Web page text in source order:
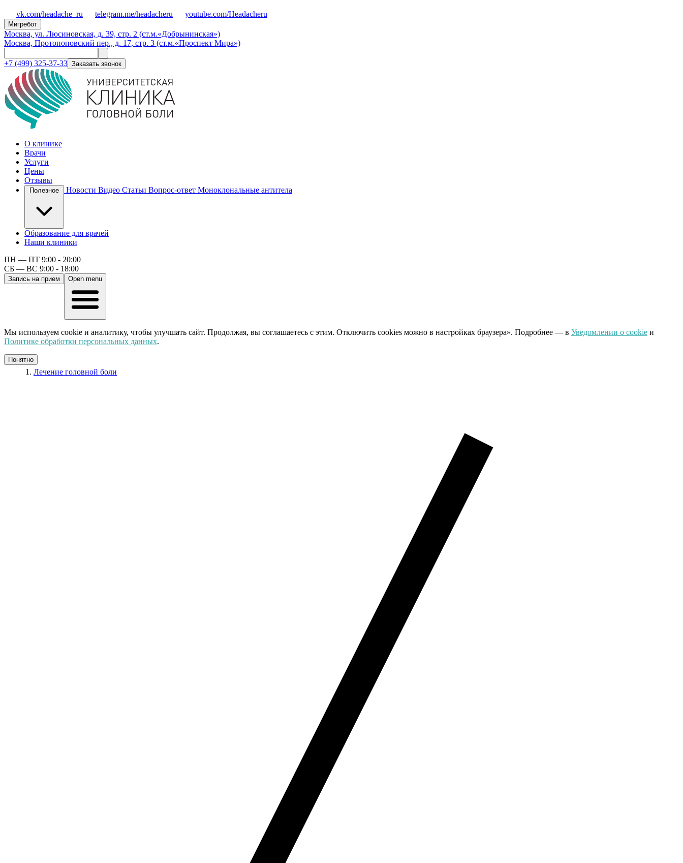
vk.com/headache_ru telegram.me/headacheru youtube.com/Headacheru
Мигребот
Москва, ул. Люсиновская, д. 39, стр. 2 (ст.м.«Добрынинская»)
Москва, Протопоповский пер., д. 17, стр. 3 (ст.м.«Проспект Мира»)
+7 (499) 325-37-33 Заказать звонок
О клинике
Врачи
Услуги
Цены
Отзывы
Новости Видео Статьи Вопрос-ответ Моноклональные антитела
Образование для врачей
Наши клиники
ПН — ПТ 9:00 - 20:00
СБ — ВС 9:00 - 18:00
Запись на прием Open menu
Мы используем cookie и аналитику, чтобы улучшать сайт. Продолжая, вы соглашаетесь с этим. Отключить cookies можно в настройках браузера». Подробнее — в Уведомлении о cookie и
Политике обработки персональных данных.
Понятно
Лечение головной боли